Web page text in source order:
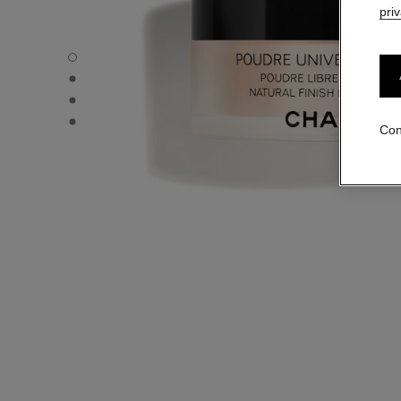
POUDRE UNIVERSELLE LIBRE - Vista por defecto
POUDRE UNIVERSELLE LIBRE - Vista alternativa 1
POUDRE UNIVERSELLE LIBRE - Vista de la textura básica
POUDRE UNIVERSELLE LIBRE -